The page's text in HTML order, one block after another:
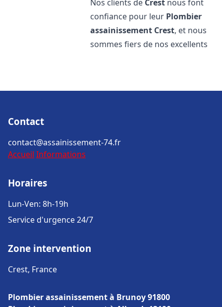
Nos clients de Crest nous font
confiance pour leur Plombier
assainissement Crest, et nous
sommes fiers de nos excellents
Contact
contact@assainissement-74.fr
Accueil Informations
Horaires
Lun-Ven: 8h-19h
Service d'urgence 24/7
Zone intervention
Crest, France
Plombier assainissement à Brunoy 91800